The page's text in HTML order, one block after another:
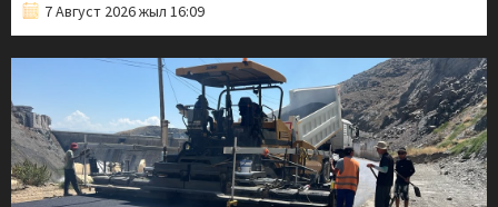
7 Август 2026 жыл 16:09